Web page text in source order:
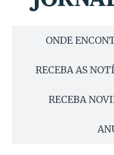
ONDE
RECEBA AS
RECEBA